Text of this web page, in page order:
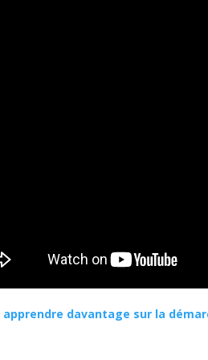
apprendre davantage sur la